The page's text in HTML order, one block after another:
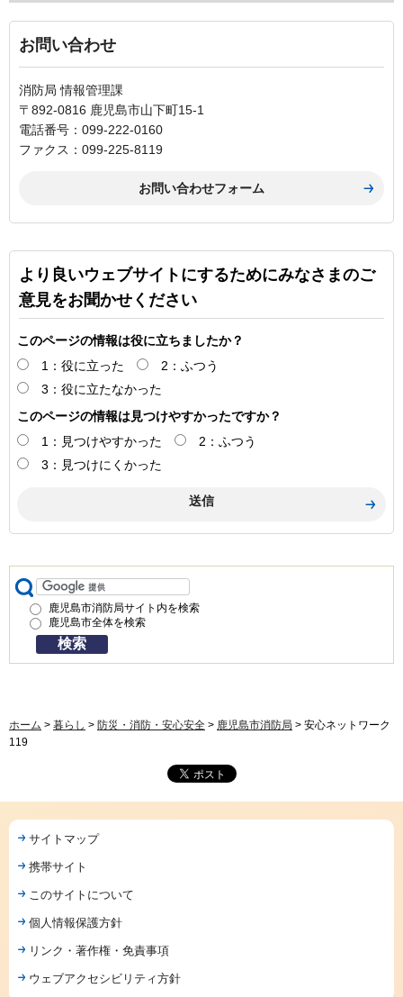
お問い合わせ
消防局 情報管理課
〒892-0816 鹿児島市山下町15-1
電話番号：099-222-0160
ファクス：099-225-8119
より良いウェブサイトにするためにみなさまのご
意見をお聞かせください
このページの情報は役に立ちましたか？
1：役に立った
2：ふつう
3：役に立たなかった
このページの情報は見つけやすかったですか？
1：見つけやすかった
2：ふつう
3：見つけにくかった
鹿児島市消防局サイト内を検索
鹿児島市全体を検索
ホーム > 暮らし > 防災・消防・安心安全 > 鹿児島市消防局 > 安心ネットワーク
119
サイトマップ
携帯サイト
このサイトについて
個人情報保護方針
リンク・著作権・免責事項
ウェブアクセシビリティ方針